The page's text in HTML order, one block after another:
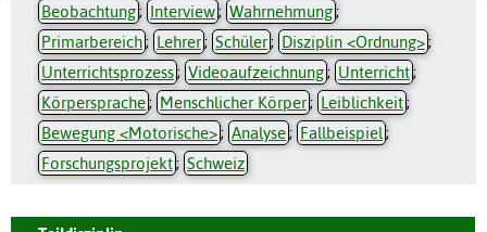
Beobachtung; Interview; Wahrnehmung;
Primarbereich; Lehrer; Schüler; Disziplin <Ordnung>;
Unterrichtsprozess; Videoaufzeichnung; Unterricht;
Körpersprache; Menschlicher Körper; Leiblichkeit;
Bewegung <Motorische>; Analyse; Fallbeispiel ;
Forschungsprojekt; Schweiz